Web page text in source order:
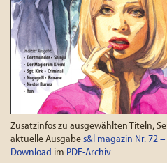
Zusatzinfos zu ausgewählten Titeln,
aktuelle Ausgabe s&l magazin Nr. 72
Download im PDF-Archiv.